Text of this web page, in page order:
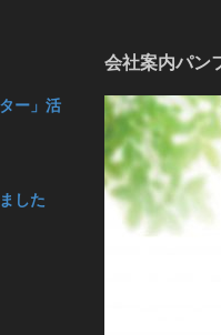
ー」活
した
会社案内パン